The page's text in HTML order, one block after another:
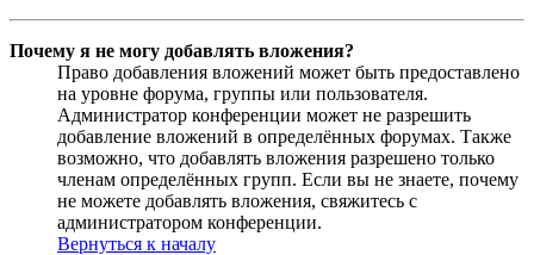
Почему я не могу добавлять вложения?
Право добавления вложений может быть предоставлено
на уровне форума, группы или пользователя.
Администратор конференции может не разрешить
добавление вложений в определённых форумах. Также
возможно, что добавлять вложения разрешено только
членам определённых групп. Если вы не знаете, почему
не можете добавлять вложения, свяжитесь с
администратором конференции.
Вернуться к началу